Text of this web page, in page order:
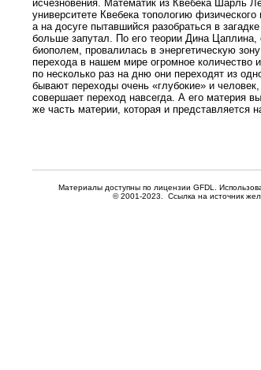
исчезновения. Математик из Квебека Шарль
университете Квебека топологию
а на досуге пытавшийся разобраться в
больше запутал. По его теории Дина
биополем, провалилась в энергетическую
перехода в нашем мире огромное количество
по несколько раз на дню они переходят из
бывают переходы очень «глубокие» и
совершает переход навсегда. А его материя
же часть материи, которая и представляется